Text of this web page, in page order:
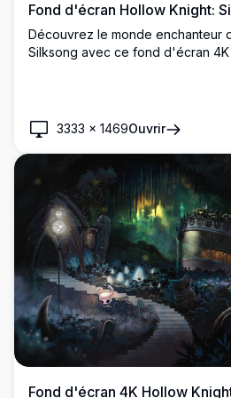
Fond d'écran Hollow Knight:
Découvrez le monde enchanteur
Silksong avec ce fond d'écran 4K
parfait pour les fans et les gamers.
3333 × 1469Ouvrir
Fond d'écran 4K Hollow